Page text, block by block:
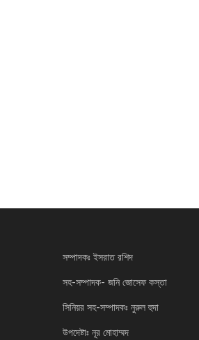
সম্পাদকঃ ইসরাত রশিদ
সহ-সম্পাদক- জনি জোসেফ কস্তা
সিনিয়র সহ-সম্পাদকঃ নুরুল হুদা
উপদেষ্টাঃ নূর মোহাম্মদ